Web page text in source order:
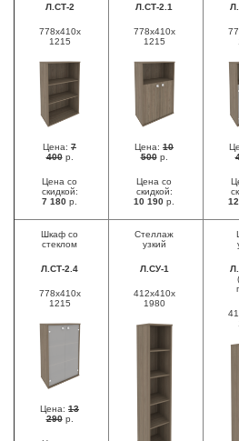
Л.СТ-2
778х410х
1215
Цена: 7
400р.
Цена со
скидкой:
7 180 р.
Л.СТ-2.1
778x410x
1215
Цена: 10
500р.
Цена со
скидкой:
10 190 р.
Шкаф со
стеклом
Л.СТ-2.4
778x410x
1215
Цена: 13
290р.
Стеллаж
узкий
Л.СУ-1
412x410x
1980